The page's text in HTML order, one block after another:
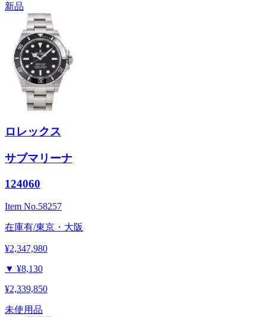
新品
ロレックス
サブマリーナ
124060
Item No.58257
在庫有/東京・大阪
¥2,347,980
▼ ¥8,130
¥2,339,850
未使用品